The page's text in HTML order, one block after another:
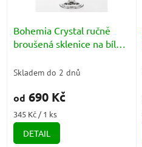
Bohemia Crystal ručně
broušená sklenice na bílé
půlměsíc) 250ml
Skladem do 2 dnů
od 690 Kč
Měrná
cena:
345 Kč / 1 ks
DETAIL